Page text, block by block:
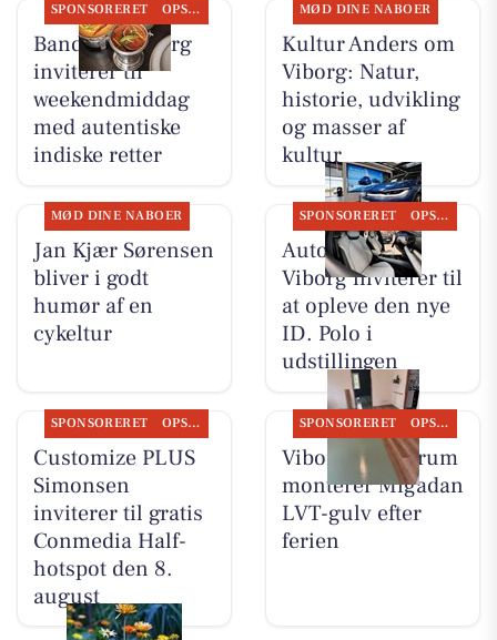
SPONSORERET OPSLAGSTAVLEN
Bandhan Viborg
inviterer til
weekendmiddag
med autentiske
indiske retter
MØD DINE NABOER
Kultur Anders om
Viborg: Natur,
historie, udvikling
og masser af
kultur
MØD DINE NABOER
Jan Kjær Sørensen
bliver i godt
humør af en
cykeltur
SPONSORERET OPSLAGSTAVLEN
Autocentralen
Viborg inviterer til
at opleve den nye
ID. Polo i
udstillingen
SPONSORERET OPSLAGSTAVLEN
Customize PLUS
Simonsen
inviterer til gratis
Conmedia Half-
hotspot den 8.
august
SPONSORERET OPSLAGSTAVLEN
Viborg Gulvforum
monterer Migadan
LVT-gulv efter
ferien